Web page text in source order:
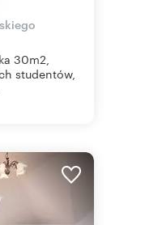
30m2,
studentów,